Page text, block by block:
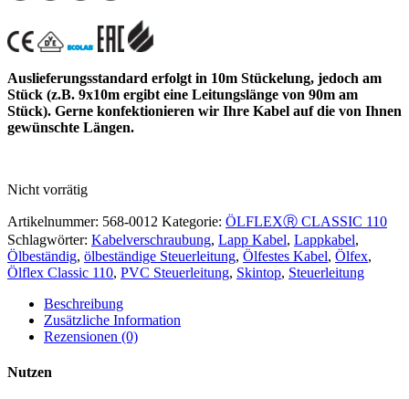
Auslieferungsstandard erfolgt in 10m Stückelung, jedoch am
Stück (z.B. 9x10m ergibt eine Leitungslänge von 90m am
Stück). Gerne konfektionieren wir Ihre Kabel auf die von Ihnen
gewünschte Längen.
Nicht vorrätig
Artikelnummer: 568-0012 Kategorie: ÖLFLEXⓇ CLASSIC 110
Schlagwörter: Kabelverschraubung, Lapp Kabel, Lappkabel,
Ölbeständig, ölbeständige Steuerleitung, Ölfestes Kabel, Ölfex,
Ölflex Classic 110, PVC Steuerleitung, Skintop, Steuerleitung
Beschreibung
Zusätzliche Information
Rezensionen (0)
Nutzen